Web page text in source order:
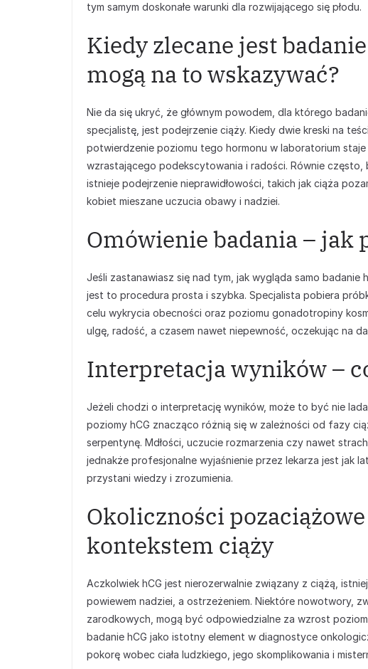
tym samym doskonałe warunki dla rozwijającego się płodu.
Kiedy zlecane jest
mogą na to wskazywać?
Nie da się ukryć, że głównym powodem, dla którego
specjalistę, jest podejrzenie ciąży. Kiedy dwie kreski na
potwierdzenie poziomu tego hormonu w laboratorium staje
wzrastającego podekscytowania i radości. Równie
istnieje podejrzenie nieprawidłowości, takich jak ciąża
kobiet mieszane uczucia obawy i nadziei.
Omówienie badania – jak
Jeśli zastanawiasz się nad tym, jak wygląda samo badanie
jest to procedura prosta i szybka. Specjalista pobiera
celu wykrycia obecności oraz poziomu gonadotropiny
ulgę, radość, a czasem nawet niepewność, oczekując na
Interpretacja wyników –
Jeżeli chodzi o interpretację wyników, może to być nie
poziomy hCG znacząco różnią się w zależności od fazy
serpentynę. Mdłości, uczucie rozmarzenia czy nawet
jednakże profesjonalne wyjaśnienie przez lekarza jest jak
przystani wiedzy i zrozumienia.
Okoliczności pozaciążowe
kontekstem ciąży
Aczkolwiek hCG jest nierozerwalnie związany z ciążą,
powiewem nadziei, a ostrzeżeniem. Niektóre nowotwory,
zarodkowych, mogą być odpowiedzialne za wzrost
badanie hCG jako istotny element w diagnostyce
pokorę wobec ciała ludzkiego, jego skomplikowania i